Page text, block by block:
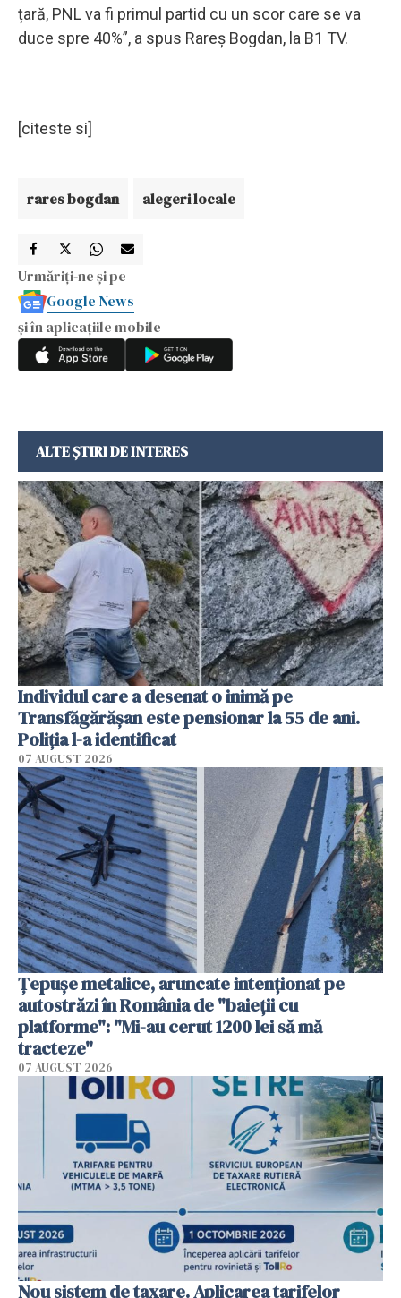
țară, PNL va fi primul partid cu un scor care se va
duce spre 40%”, a spus Rareș Bogdan, la B1 TV.
[citeste si]
rares bogdan alegeri locale
Urmăriți-ne și pe
Google News
și în aplicațiile mobile
ALTE ȘTIRI DE INTERES
Individul care a desenat o inimă pe
Transfăgărășan este pensionar la 55 de ani.
Poliția l-a identificat
07 AUGUST 2026
Țepușe metalice, aruncate intenționat pe
autostrăzi în România de "baieții cu
platforme": "Mi-au cerut 1200 lei să mă
tracteze"
07 AUGUST 2026
Nou sistem de taxare. Aplicarea tarifelor